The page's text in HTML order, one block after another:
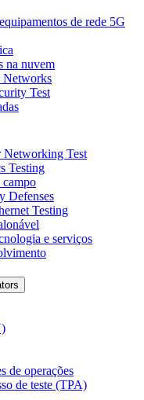
de rede 5G
na nuvem
Networks
Test
Networking Test
Testing
campo
Defenses
Testing
e serviços
de operações
de teste (TPA)